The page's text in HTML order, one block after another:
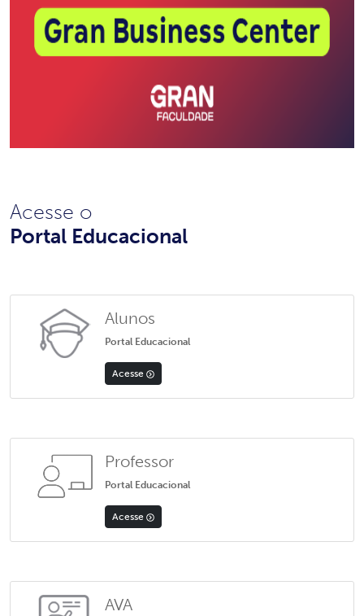
Acesse o
Portal Educacional
Alunos
Portal Educacional
Acesse
Professor
Portal Educacional
Acesse
AVA